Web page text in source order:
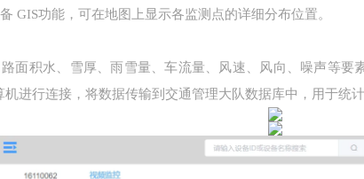
GIS功能，可在地图上显示各监测点的详细分布位置。
面积水、雪厚、雨雪量、车流量、风速、风向、噪声等要
进行连接，将数据传输到交通管理大队数据库中，用于统计